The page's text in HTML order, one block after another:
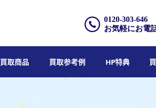
0120-303-646
お気軽にお電
買取商品 買取参考例 HP特典